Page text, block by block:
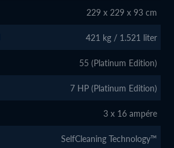
229 x 229 x 93 cm
421 kg / 1.521 liter
55 (Platinum Edition)
7 HP (Platinum Edition)
3 x 16 ampére
SelfCleaning Technology™